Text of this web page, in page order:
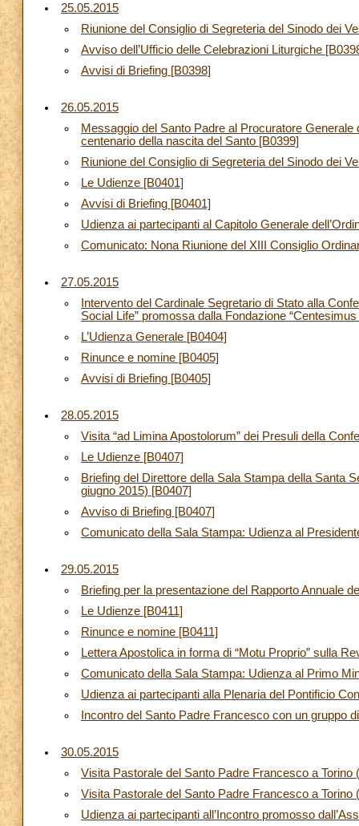
25.05.2015
Riunione del Consiglio di Segreteria del Sinodo dei
Avviso dell’Ufficio delle Celebrazioni Liturgiche
Avvisi di Briefing [B0398]
26.05.2015
Messaggio del Santo Padre al Procuratore
centenario della nascita del Santo [B0399]
Riunione del Consiglio di Segreteria del Sinodo dei
Le Udienze [B0401]
Avvisi di Briefing [B0401]
Udienza ai partecipanti al Capitolo Generale
Comunicato: Nona Riunione del XIII Consiglio
27.05.2015
Intervento del Cardinale Segretario di Stato alla
Social Life” promossa dalla Fondazione
L’Udienza Generale [B0404]
Rinunce e nomine [B0405]
Avvisi di Briefing [B0405]
28.05.2015
Visita “ad Limina Apostolorum” dei Presuli della
Le Udienze [B0407]
Briefing del Direttore della Sala Stampa della Santa
giugno 2015) [B0407]
Avviso di Briefing [B0407]
Comunicato della Sala Stampa: Udienza al
29.05.2015
Briefing per la presentazione del Rapporto Annuale
Le Udienze [B0411]
Rinunce e nomine [B0411]
Lettera Apostolica in forma di “Motu Proprio” sulla
Comunicato della Sala Stampa: Udienza al Primo
Udienza ai partecipanti alla Plenaria del Pontificio
Incontro del Santo Padre Francesco con un gruppo
30.05.2015
Visita Pastorale del Santo Padre Francesco a
Visita Pastorale del Santo Padre Francesco a
Udienza ai partecipanti all’Incontro promosso